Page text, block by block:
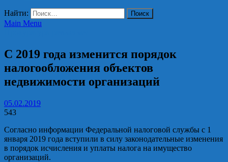
Найти:
Main Menu
С 2019 года изменится порядок
налогообложения объектов
недвижимости организаций
05.02.2019
543
Согласно информации Федеральной налоговой службы с 1
января 2019 года вступили в силу законодательные изменения
в порядок исчисления и уплаты налога на имущество
организаций.